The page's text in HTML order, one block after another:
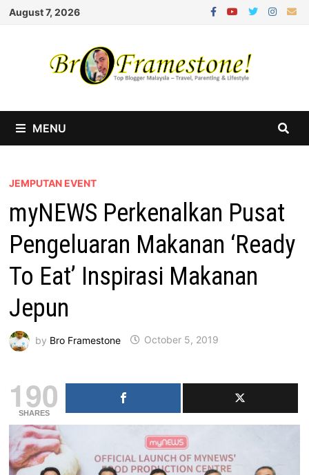
Skip
August 7, 2026
MENU
JEMPUTAN EVENT
myNEWS Perkenalkan Pusat
Pengeluaran Makanan ‘Ready
To Eat’ Inspirasi Makanan
Jepun
by Bro Framestone October 5, 2019
190
SHARES